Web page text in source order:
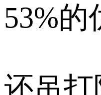
53%的
还吊